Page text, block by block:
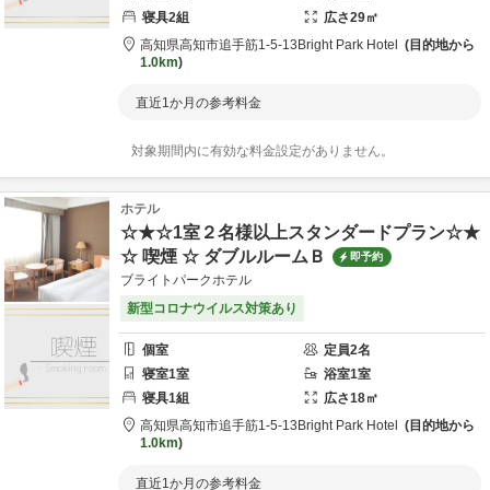
寝具2組 広さ29㎡
高知県高知市追手筋1-5-13 Bright Park Hotel
目的地から
1.0km
直近1か月の参考料金
対象期間内に有効な料金設定がありません。
ホテル
☆★☆1室２名様以上スタンダードプラン☆★
☆ 喫煙 ☆ ダブルルームＢ
即予約
ブライトパークホテル
新型コロナウイルス対策あり
個室 定員2名
寝室1室 浴室1室
寝具1組 広さ18㎡
高知県高知市追手筋1-5-13 Bright Park Hotel
目的地から
1.0km
直近1か月の参考料金